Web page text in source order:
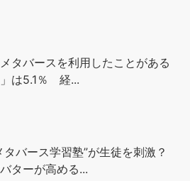
メタバースを利用したことがある
は5.1％ 経...
タバース学習塾”が生徒を刺激？
ターが高める...